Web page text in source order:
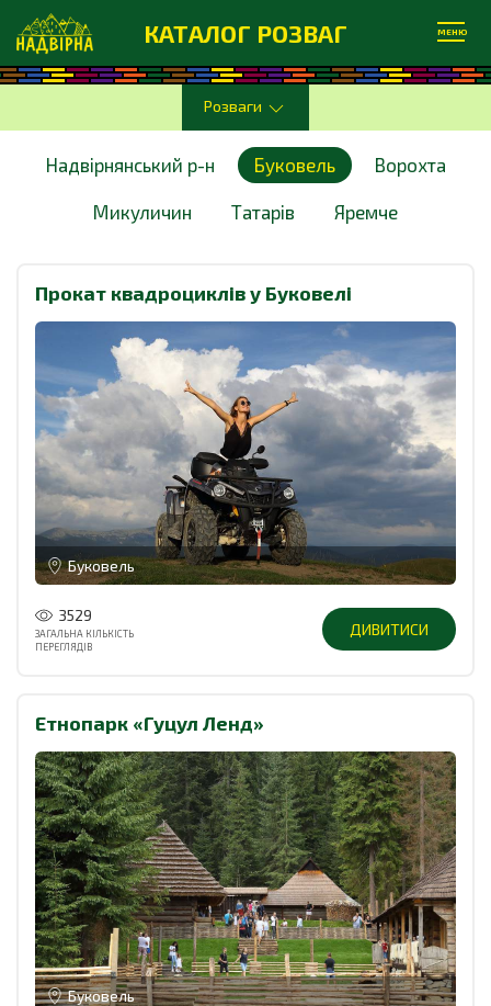
КАТАЛОГ РОЗВАГ МЕНЮ
Розваги
Надвірнянський р-н Буковель Ворохта
Микуличин Татарів Яремче
Прокат квадроциклів у Буковелі
Буковель
3529
ЗАГАЛЬНА КІЛЬКІСТЬ
ПЕРЕГЛЯДІВ
ДИВИТИСИ
Етнопарк «Гуцул Ленд»
Буковель